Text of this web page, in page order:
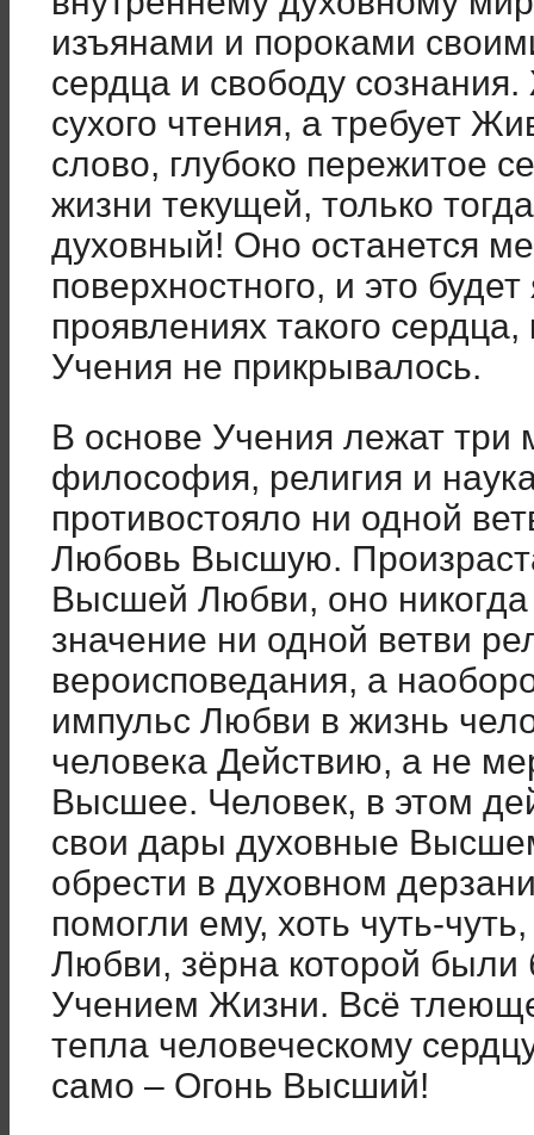
изъянами и пороками
сердца и свободу
сухого чтения, а требует
слово, глубоко пережитое
жизни текущей, только
духовный! Оно останется
поверхностного, и это
проявлениях такого
Учения не прикрывалось.
В основе Учения лежат
философия, религия и
противостояло ни одной
Любовь Высшую.
Высшей Любви, оно
значение ни одной ветви
вероисповедания, а
импульс Любви в жизнь
человека Действию, а не
Высшее. Человек, в этом
свои дары духовные
обрести в духовном
помогли ему, хоть чуть-
Любви, зёрна которой
Учением Жизни. Всё
тепла человеческому
само – Огонь Высший!